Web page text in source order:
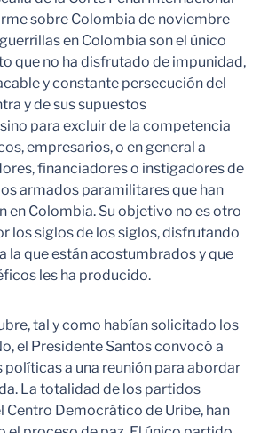
sobre Colombia de noviembre
en Colombia son el único
que no ha disfrutado de impunidad,
y constante persecución del
y de sus supuestos
para excluir de la competencia
empresarios, o en general a
financiadores o instigadores de
armados paramilitares que han
en Colombia. Su objetivo no es otro
los siglos de los siglos, disfrutando
la que están acostumbrados y que
les ha producido.
tal y como habían solicitado los
el Presidente Santos convocó a
políticas a una reunión para abordar
La totalidad de los partidos
Centro Democrático de Uribe, han